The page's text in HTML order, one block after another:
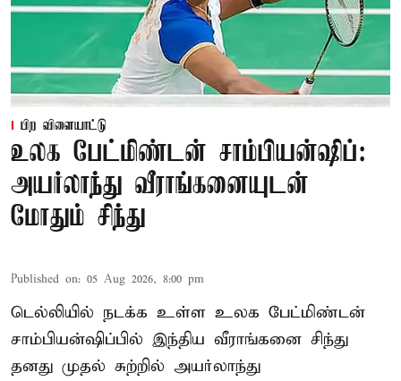
பிற விளையாட்டு
உலக பேட்மிண்டன் சாம்பியன்ஷிப்:
அயர்லாந்து வீராங்கனையுடன்
மோதும் சிந்து
Published on: 05 Aug 2026, 8:00 pm
டெல்லியில் நடக்க உள்ள உலக பேட்மிண்டன்
சாம்பியன்ஷிப்பில் இந்திய வீராங்கனை சிந்து
தனது முதல் சுற்றில் அயர்லாந்து